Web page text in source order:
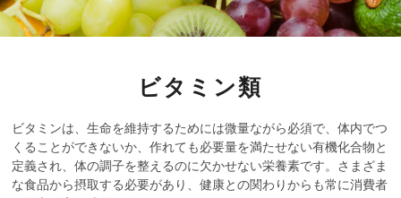
ビタミン類
ビタミンは、生命を維持するためには微量ながら必須で、体内でつ
くることができないか、作れても必要量を満たせない有機化合物と
定義され、体の調子を整えるのに欠かせない栄養素です。さまざま
な食品から摂取する必要があり、健康との関わりからも常に消費者